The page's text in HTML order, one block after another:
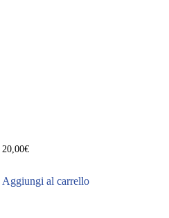
20,00€
Aggiungi al carrello